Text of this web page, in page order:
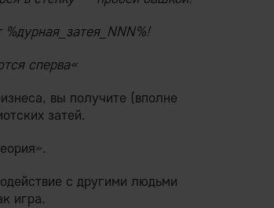
%дурная_затея_NNN%!
сперва«
вы получите (вполне
затей.
с другими людьми
игра.